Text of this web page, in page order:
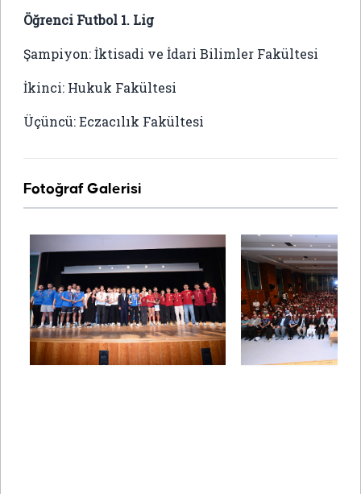
Öğrenci Futbol 1. Lig
Şampiyon: İktisadi ve İdari Bilimler Fakültesi
İkinci: Hukuk Fakültesi
Üçüncü: Eczacılık Fakültesi
Fotoğraf Galerisi